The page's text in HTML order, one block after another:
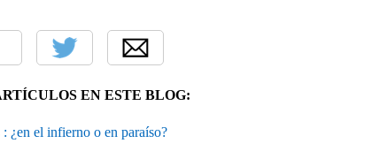
EN ESTE BLOG:
: ¿en el infierno o en paraíso?